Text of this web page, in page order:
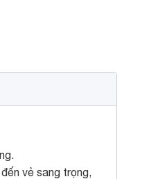
vẻ sang trọng,